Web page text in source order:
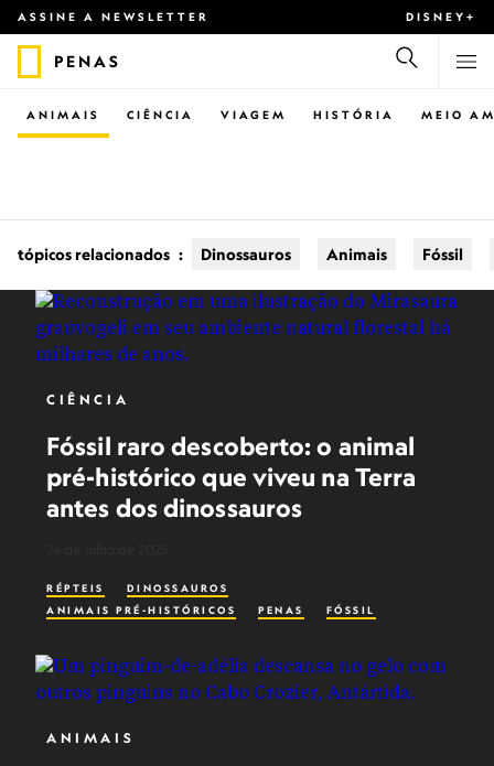
ASSINE A NEWSLETTER DISNEY+
PENAS
CIÊNCIA VIAGEM
ANIMAIS HISTÓRIA MEIO
tópicos relacionados : Dinossauros Animais Fóssil
CIÊNCIA
Fóssil raro descoberto: o animal
pré-histórico que viveu na Terra
antes dos dinossauros
RÉPTEIS
DINOSSAUROS
ANIMAIS PRÉ-HISTÓRICOS
PENAS FÓSSIL
ANIMAIS